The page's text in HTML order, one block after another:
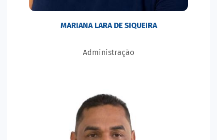
MARIANA LARA DE SIQUEIRA
Administração